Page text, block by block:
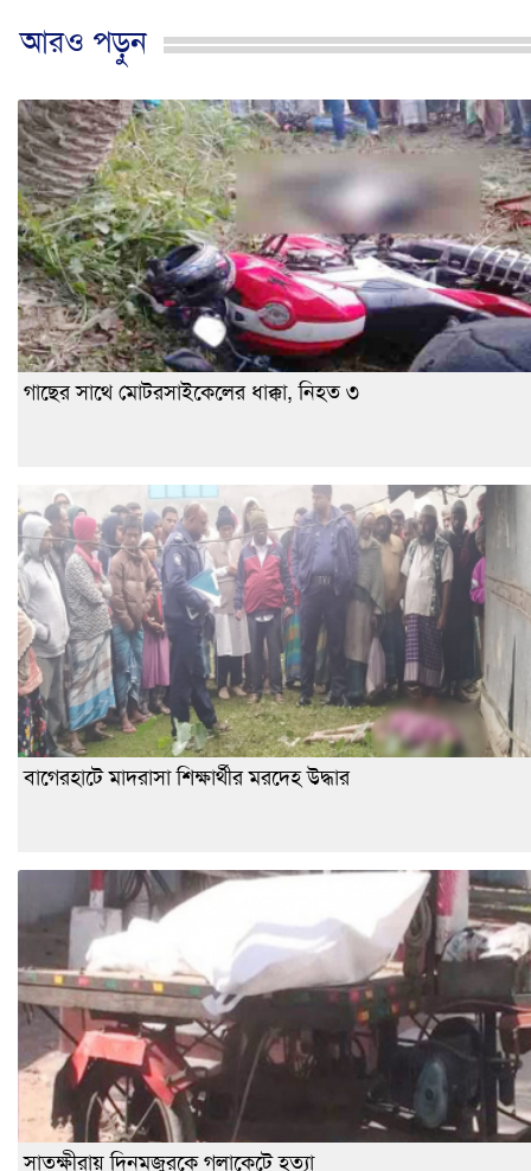
আরও পড়ুন
গাছের সাথে মোটরসাইকেলের ধাক্কা, নিহত ৩
বাগেরহাটে মাদরাসা শিক্ষার্থীর মরদেহ উদ্ধার
সাতক্ষীরায় দিনমজুরকে গলাকেটে হত্যা